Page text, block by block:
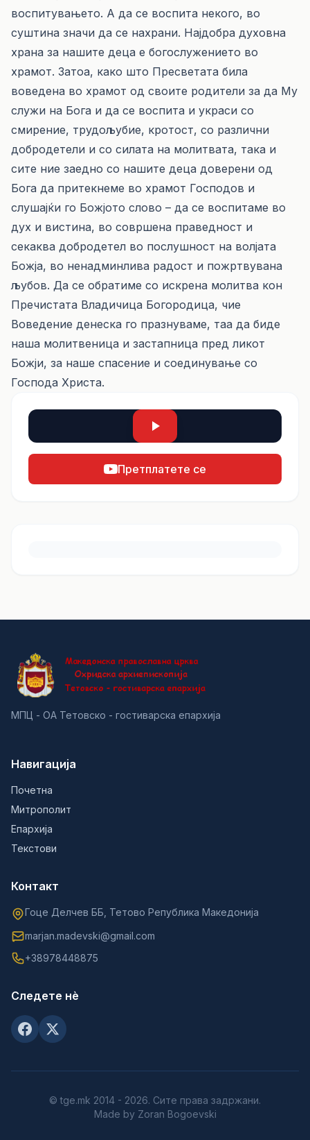
воспитувањето. А да се воспита некого, во
суштина значи да се нахрани. Најдобра духовна
храна за нашите деца е богослужението во
храмот. Затоа, како што Пресветата била
воведена во храмот од своите родители за да Му
служи на Бога и да се воспита и украси со
смирение, трудољубие, кротост, со различни
добродетели и со силата на молитвата, така и
сите ние заедно со нашите деца доверени од
Бога да притекнеме во храмот Господов и
слушајќи го Божјото слово – да се воспитаме во
дух и вистина, во совршена праведност и
секаква добродетел во послушност на волјата
Божја, во ненадминлива радост и пожртвувана
љубов. Да се обратиме со искрена молитва кон
Пречистата Владичица Богородица, чие
Воведение денеска го празнуваме, таа да биде
наша молитвеница и застапница пред ликот
Божји, за наше спасение и соединување со
Господа Христа.
Претплатете се
МПЦ - ОА Тетовско - гостиварска епархија
Навигација
Почетна
Митрополит
Епархија
Текстови
Контакт
Гоце Делчев ББ, Тетово Република Македонија
marjan.madevski@gmail.com
+38978448875
Следете нè
© tge.mk 2014 - 2026. Сите права задржани.
Made by Zoran Bogoevski